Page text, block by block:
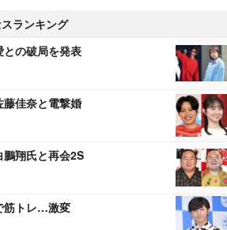
ランキング
の破局を発表
藤佳奈と電撃婚
翔氏と再会2S
筋トレ…激変